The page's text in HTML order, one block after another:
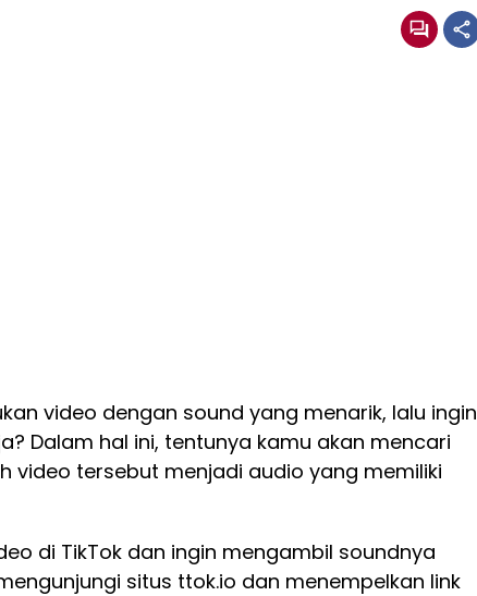
video dengan sound yang menarik, lalu ingin
Dalam hal ini, tentunya kamu akan mencari
video tersebut menjadi audio yang memiliki
di TikTok dan ingin mengambil soundnya
situs ttok.io dan menempelkan link